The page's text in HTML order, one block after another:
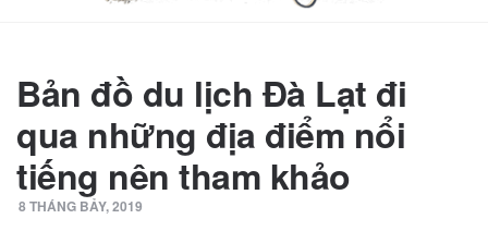
Bản đồ du lịch Đà Lạt đi
qua những địa điểm nổi
tiếng nên tham khảo
8 THÁNG BẢY, 2019